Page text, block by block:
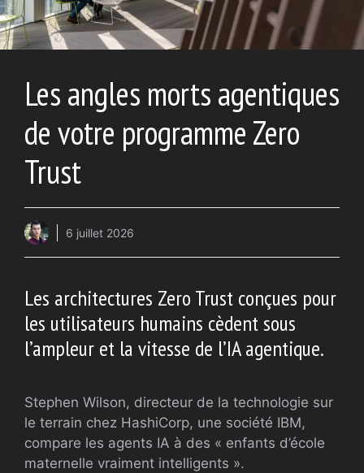
Les angles morts agentiques
de votre programme Zero
Trust
6 juillet 2026
Les architectures Zero Trust conçues pour
les utilisateurs humains cèdent sous
l’ampleur et la vitesse de l’IA agentique.
Stephen Wilson, directeur de la technologie sur
le terrain chez HashiCorp, une société IBM,
compare les agents IA à des « enfants d’école
maternelle vraiment intelligents ».